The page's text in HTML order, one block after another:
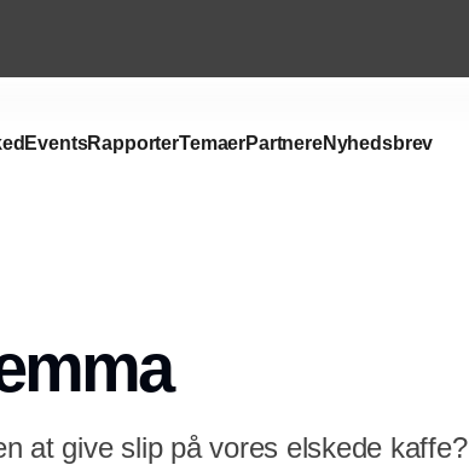
EventsRapporterTemaerPartnereNyhedsbrev
at give slip på vores elskede kaffe?